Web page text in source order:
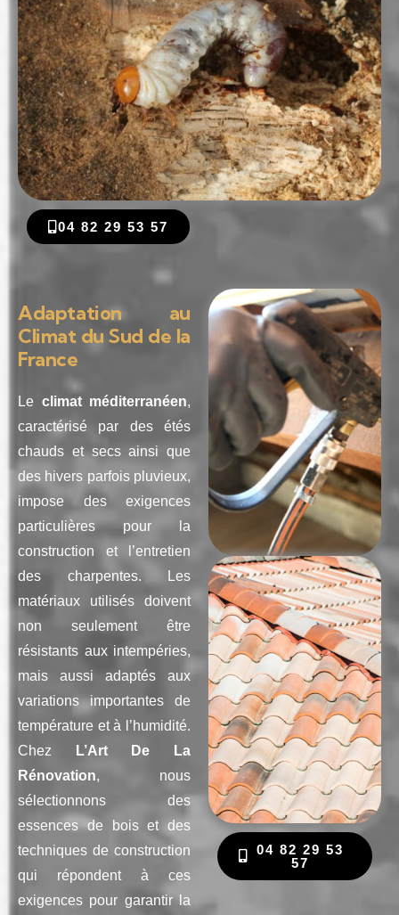
04 82 29 53 57
Adaptation au
Climat du Sud de la
France
Le climat méditerranéen,
caractérisé par des étés
chauds et secs ainsi que
des hivers parfois pluvieux,
impose des exigences
particulières pour la
construction et l’entretien
des charpentes. Les
matériaux utilisés doivent
non seulement être
résistants aux intempéries,
mais aussi adaptés aux
variations importantes de
température et à l’humidité.
Chez
L’Art De La
Rénovation, nous
sélectionnons des
essences de bois et des
techniques de construction
qui répondent à ces
exigences pour garantir la
04 82 29 53
57